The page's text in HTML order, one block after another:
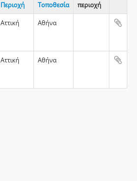
Περιοχή Τοποθεσία
περιοχή
Αττική Αθήνα
Αττική Αθήνα